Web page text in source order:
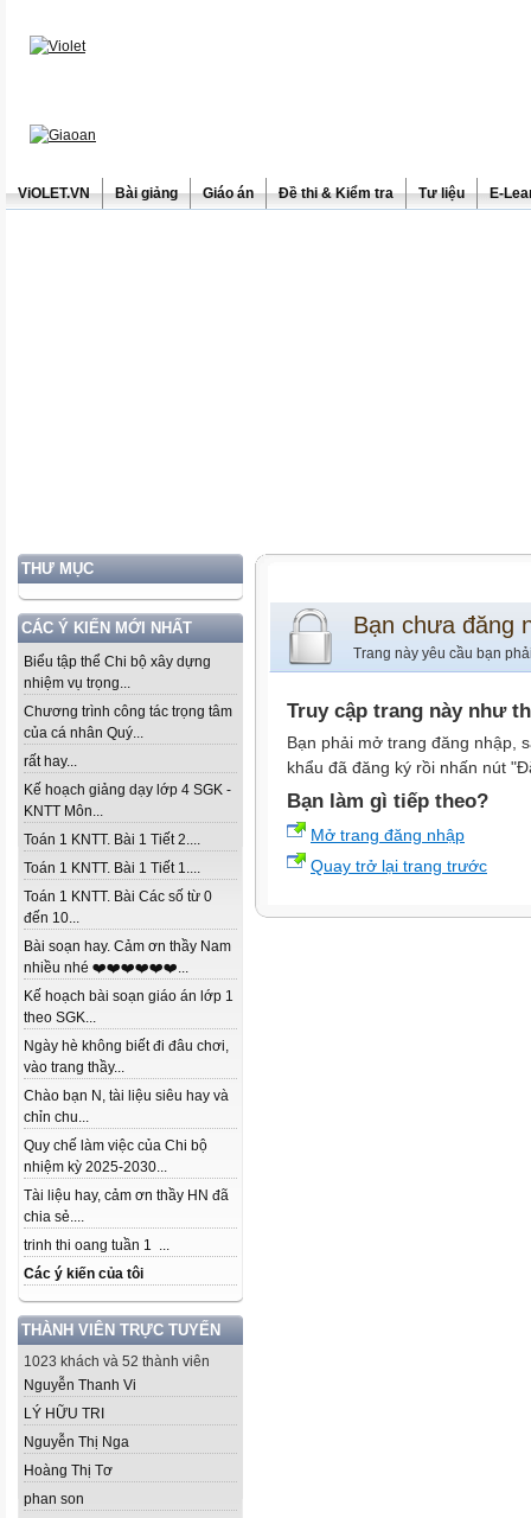
ViOLET.VN Bài giảng Giáo án Đề thi & Kiểm tra Tư liệu E-
THƯ MỤC
CÁC Ý KIẾN MỚI NHẤT
Biểu tập thể Chi bộ xây dựng
nhiệm vụ trọng...
Chương trình công tác trọng tâm
của cá nhân Quý...
rất hay...
Kế hoạch giảng dạy lớp 4 SGK -
KNTT Môn...
Toán 1 KNTT. Bài 1 Tiết 2....
Toán 1 KNTT. Bài 1 Tiết 1....
Toán 1 KNTT. Bài Các số từ 0
đến 10...
Bài soạn hay. Cảm ơn thầy Nam
nhiều nhé ❤️❤️❤️❤️❤️❤️...
Kế hoạch bài soạn giáo án lớp 1
theo SGK...
Ngày hè không biết đi đâu chơi,
vào trang thầy...
Chào bạn N, tài liệu siêu hay và
chỉn chu...
Quy chế làm việc của Chi bộ
nhiệm kỳ 2025-2030...
Tài liệu hay, cảm ơn thầy HN đã
chia sẻ....
trinh thi oang tuần 1 ...
Các ý kiến của tôi
THÀNH VIÊN TRỰC TUYẾN
1023 khách và 52 thành viên
Nguyễn Thanh Vi
LÝ HỮU TRI
Nguyễn Thị Nga
Hoàng Thị Tơ
phan son
Bạn chưa đăng
Trang này yêu cầu bạn
Truy cập trang này như
Bạn phải mở trang đăng nhập,
khẩu đã đăng ký rồi nhấn nút
Bạn làm gì tiếp theo?
Mở trang đăng nhập
Quay trở lại trang trước